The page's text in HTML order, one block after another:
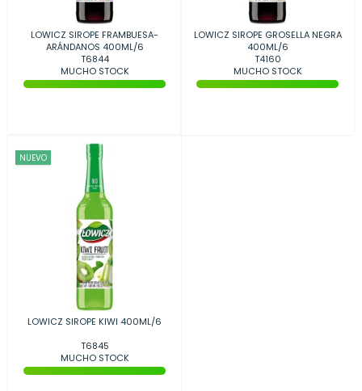
LOWICZ SIROPE FRAMBUESA-
ARÁNDANOS 400ML/6
T6844
MUCHO STOCK
LOWICZ SIROPE GROSELLA NEGRA
400ML/6
T4160
MUCHO STOCK
NUEVO
LOWICZ SIROPE KIWI 400ML/6
T6845
MUCHO STOCK